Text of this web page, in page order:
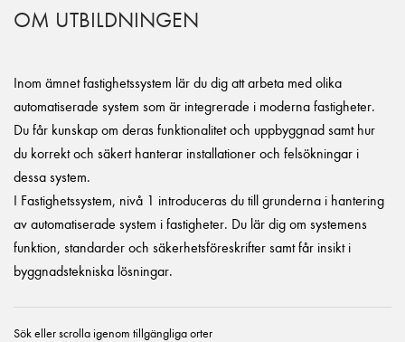
OM UTBILDNINGEN
Inom ämnet fastighetssystem lär du dig att arbeta med olika
automatiserade system som är integrerade i moderna fastigheter.
Du får kunskap om deras funktionalitet och uppbyggnad samt hur
du korrekt och säkert hanterar installationer och felsökningar i
dessa system.
I Fastighetssystem, nivå 1 introduceras du till grunderna i hantering
av automatiserade system i fastigheter. Du lär dig om systemens
funktion, standarder och säkerhetsföreskrifter samt får insikt i
byggnadstekniska lösningar.
Sök eller scrolla igenom tillgängliga orter